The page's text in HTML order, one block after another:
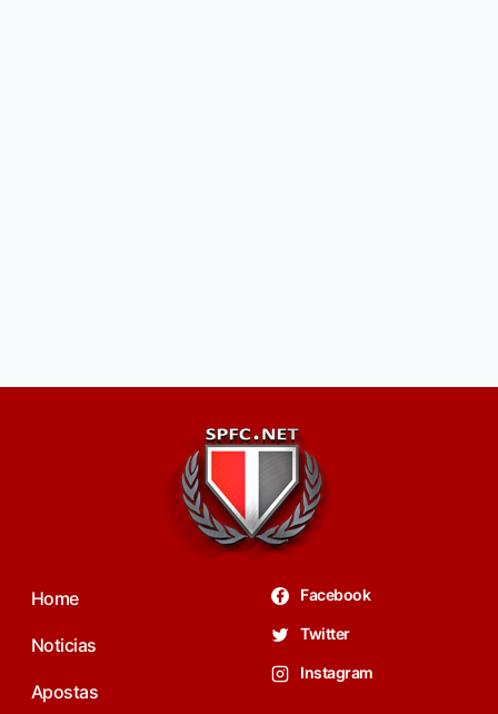
Home
Noticias
Apostas
Facebook
Twitter
Instagram